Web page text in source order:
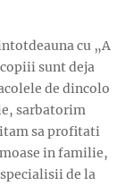
cu „A
sunt deja
de dincolo
sarbatorim
sa profitati
in familie,
de la